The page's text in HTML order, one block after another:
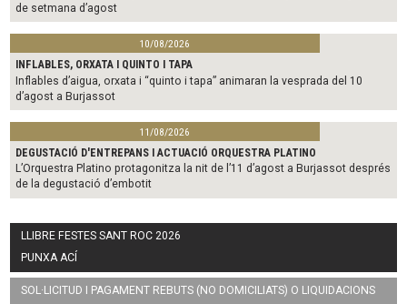
de setmana d’agost
10/08/2026
INFLABLES, ORXATA I QUINTO I TAPA
Inflables d’aigua, orxata i “quinto i tapa” animaran la vesprada del 10
d’agost a Burjassot
11/08/2026
DEGUSTACIÓ D'ENTREPANS I ACTUACIÓ ORQUESTRA PLATINO
L’Orquestra Platino protagonitza la nit de l’11 d’agost a Burjassot després
de la degustació d’embotit
LLIBRE FESTES SANT ROC 2026
PUNXA ACÍ
SOL·LICITUD I PAGAMENT REBUTS (NO DOMICILIATS) O LIQUIDACIONS